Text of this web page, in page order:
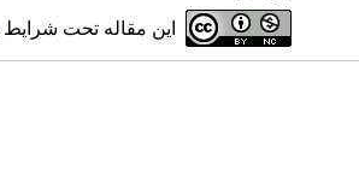
این مقاله تحت شرایط